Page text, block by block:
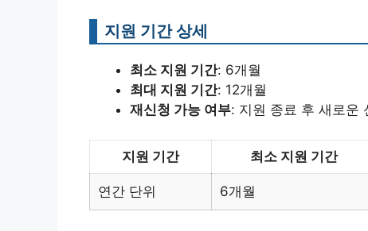
지원 기간 상세
최소 지원 기간: 6개월
최대 지원 기간: 12개월
재신청 가능 여부: 지원 종료 후 새로운
지원 기간 최소 지원 기간
연간 단위 6개월